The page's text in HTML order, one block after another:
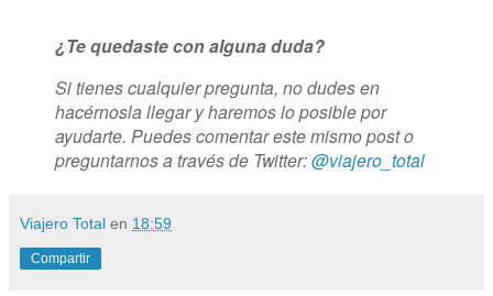
¿Te quedaste con alguna duda?
Si tienes cualquier pregunta, no dudes en
hacérnosla llegar y haremos lo posible por
ayudarte. Puedes comentar este mismo post o
preguntarnos a través de Twitter:@viajero_total
Viajero Total en 18:59
Compartir